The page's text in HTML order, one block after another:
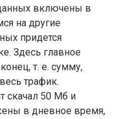
включены в
на другие
придется
Здесь главное
т. е. сумму,
трафик.
скачал 50 Мб и
в дневное время,